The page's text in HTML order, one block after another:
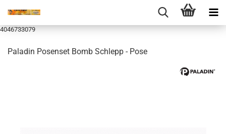
4046733079
Paladin Posenset Bomb Schlepp - Pose